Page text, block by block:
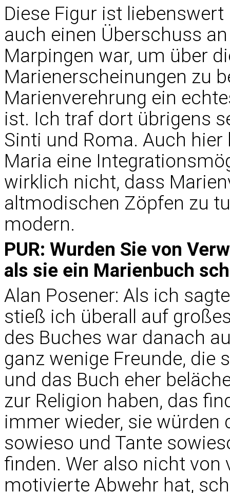
Diese Figur ist
auch einen Überschuss
Marpingen war, um über
Marienerscheinungen zu
Marienverehrung ein
ist. Ich traf dort übrigens
Sinti und Roma. Auch
Maria eine
wirklich nicht, dass
altmodischen Zöpfen zu
modern.
PUR: Wurden Sie von
als sie ein Marienbuch
Alan Posener: Als ich
stieß ich überall auf
des Buches war danach
ganz wenige Freunde,
und das Buch eher
zur Religion haben, das
immer wieder, sie würden
sowieso und Tante
finden. Wer also nicht von
motivierte Abwehr hat,